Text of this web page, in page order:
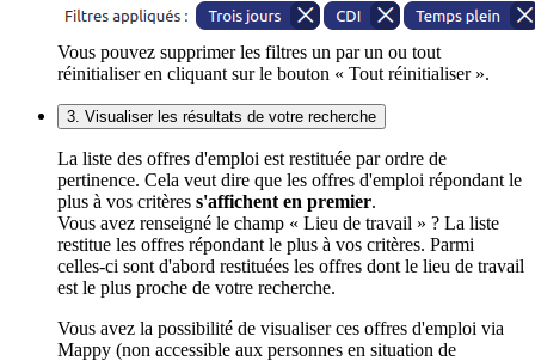
Vous pouvez supprimer les filtres un par un ou tout
réinitialiser en cliquant sur le bouton « Tout réinitialiser ».
3. Visualiser les résultats de votre recherche
La liste des offres d'emploi est restituée par ordre de
pertinence. Cela veut dire que les offres d'emploi répondant le
plus à vos critères s'affichent en premier.
Vous avez renseigné le champ « Lieu de travail » ? La liste
restitue les offres répondant le plus à vos critères. Parmi
celles-ci sont d'abord restituées les offres dont le lieu de travail
est le plus proche de votre recherche.
Vous avez la possibilité de visualiser ces offres d'emploi via
Mappy (non accessible aux personnes en situation de